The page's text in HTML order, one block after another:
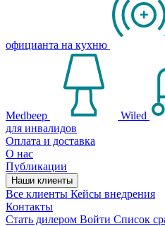
официанта на кухню
Medbeep Wiled
для инвалидов
Оплата и доставка
О нас
Публикации
Наши клиенты
Все клиенты Кейсы внедрения
Контакты
Стать дилером Войти Список